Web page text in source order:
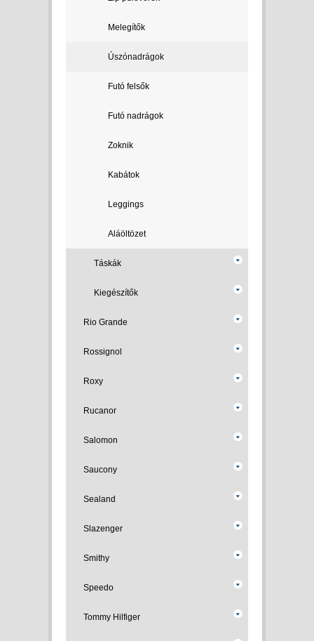
Melegítők
Úszónadrágok
Futó felsők
Futó nadrágok
Zoknik
Kabátok
Leggings
Aláöltözet
Táskák
Kiegészítők
Rio Grande
Rossignol
Roxy
Rucanor
Salomon
Saucony
Sealand
Slazenger
Smithy
Speedo
Tommy Hilfiger